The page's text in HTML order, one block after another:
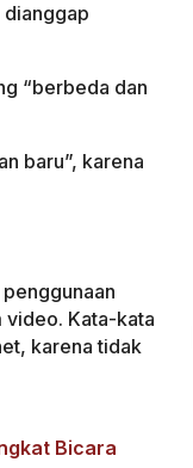
dianggap
“berbeda dan
baru”, karena
video. Kata-kata
karena tidak
Bicara